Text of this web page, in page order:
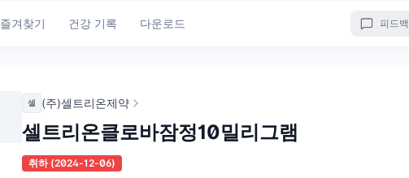
즐겨찾기 건강 기록 다운로드 피드백
셀 (주)셀트리온제약
셀트리온클로바잠정10밀리그램
취하(2024-12-06)